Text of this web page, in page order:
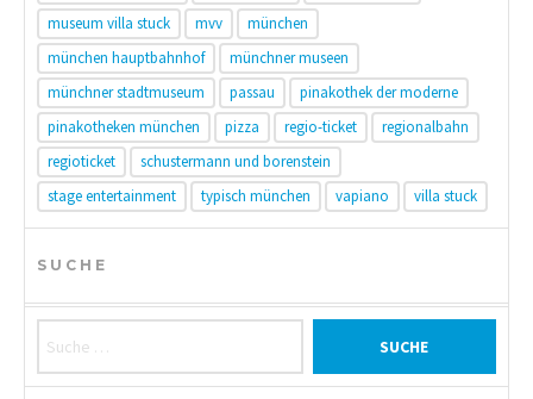
museum villa stuck
mvv
münchen
münchen hauptbahnhof
münchner museen
münchner stadtmuseum
passau
pinakothek der moderne
pinakotheken münchen
pizza regio-ticket
regionalbahn
regioticket
schustermann und borenstein
stage entertainment
typisch münchen vapiano villa stuck
SUCHE